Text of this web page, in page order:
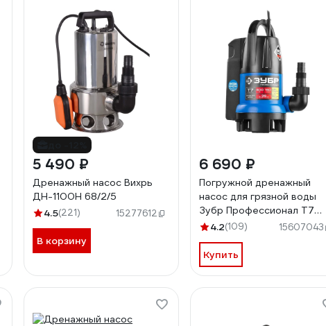
5 490 ₽
Дренажный насос Вихрь
ДН-1100Н 68/2/5
4.5(221) 15277612
В корзину
6 690 ₽
Погружной дренажный
насос для грязной воды
Зубр Профессионал Т7
АкваСенсор НПГ-Т7-400
4.2(109) 15607043
Купить